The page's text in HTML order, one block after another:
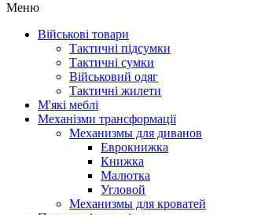
Меню
Військові товари
Тактичні підсумки
Тактичні сумки
Військовий одяг
Тактичні жилети
М'які меблі
Механізми трансформації
Механизмы для диванов
Еврокнижка
Книжка
Малютка
Угловой
Механизмы для кроватей